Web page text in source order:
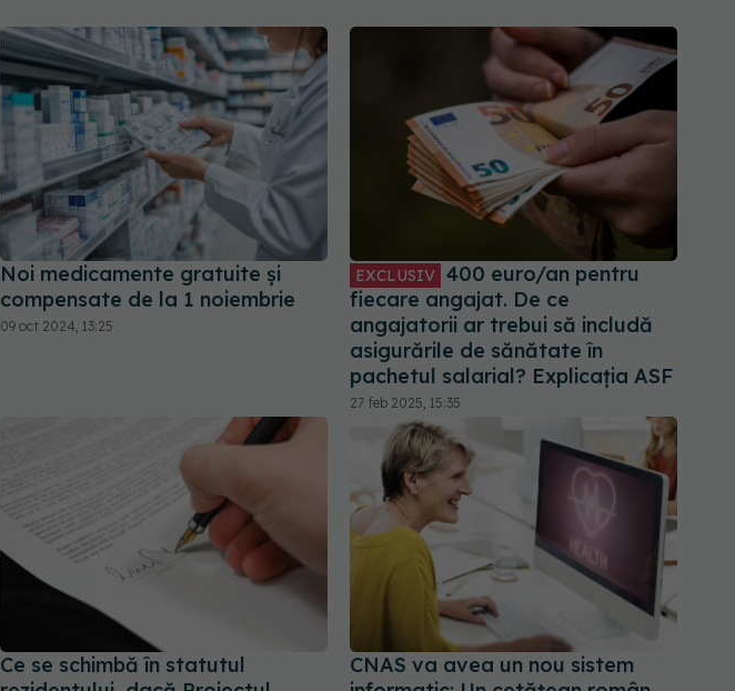
Noi medicamente gratuite şi
compensate de la 1 noiembrie
09 oct 2024, 13:25
EXCLUSIV 400 euro/an pentru
fiecare angajat. De ce
angajatorii ar trebui să includă
asigurările de sănătate în
pachetul salarial? Explicația ASF
27 feb 2025, 15:35
Ce se schimbă în statutul
CNAS va avea un nou sistem